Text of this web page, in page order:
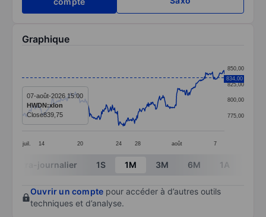
Graphique
Line chart with 357 data points.
The chart has 1 X axis displaying categories.
The chart has 1 Y axis displaying values. Data
juil. 14 20 24 28 août 7
775,00
800,00
825,00
850,00
834,00
07-août-2026 15:00
HWDN:xlon
Close839,75
End of interactive chart.
Intra-journalier 1S 1M 3M 6M 1A
Ouvrir un compte pour accéder à d’autres outils
techniques et d’analyse.